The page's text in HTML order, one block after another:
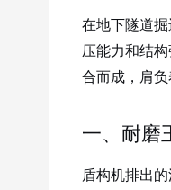
在地下隧道
压能力和结构
合而成，肩
一、耐磨
盾构机排出